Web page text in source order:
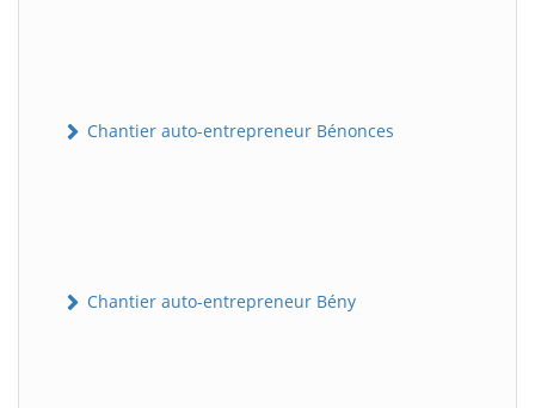
Chantier auto-entrepreneur Bénonces
Chantier auto-entrepreneur Bény